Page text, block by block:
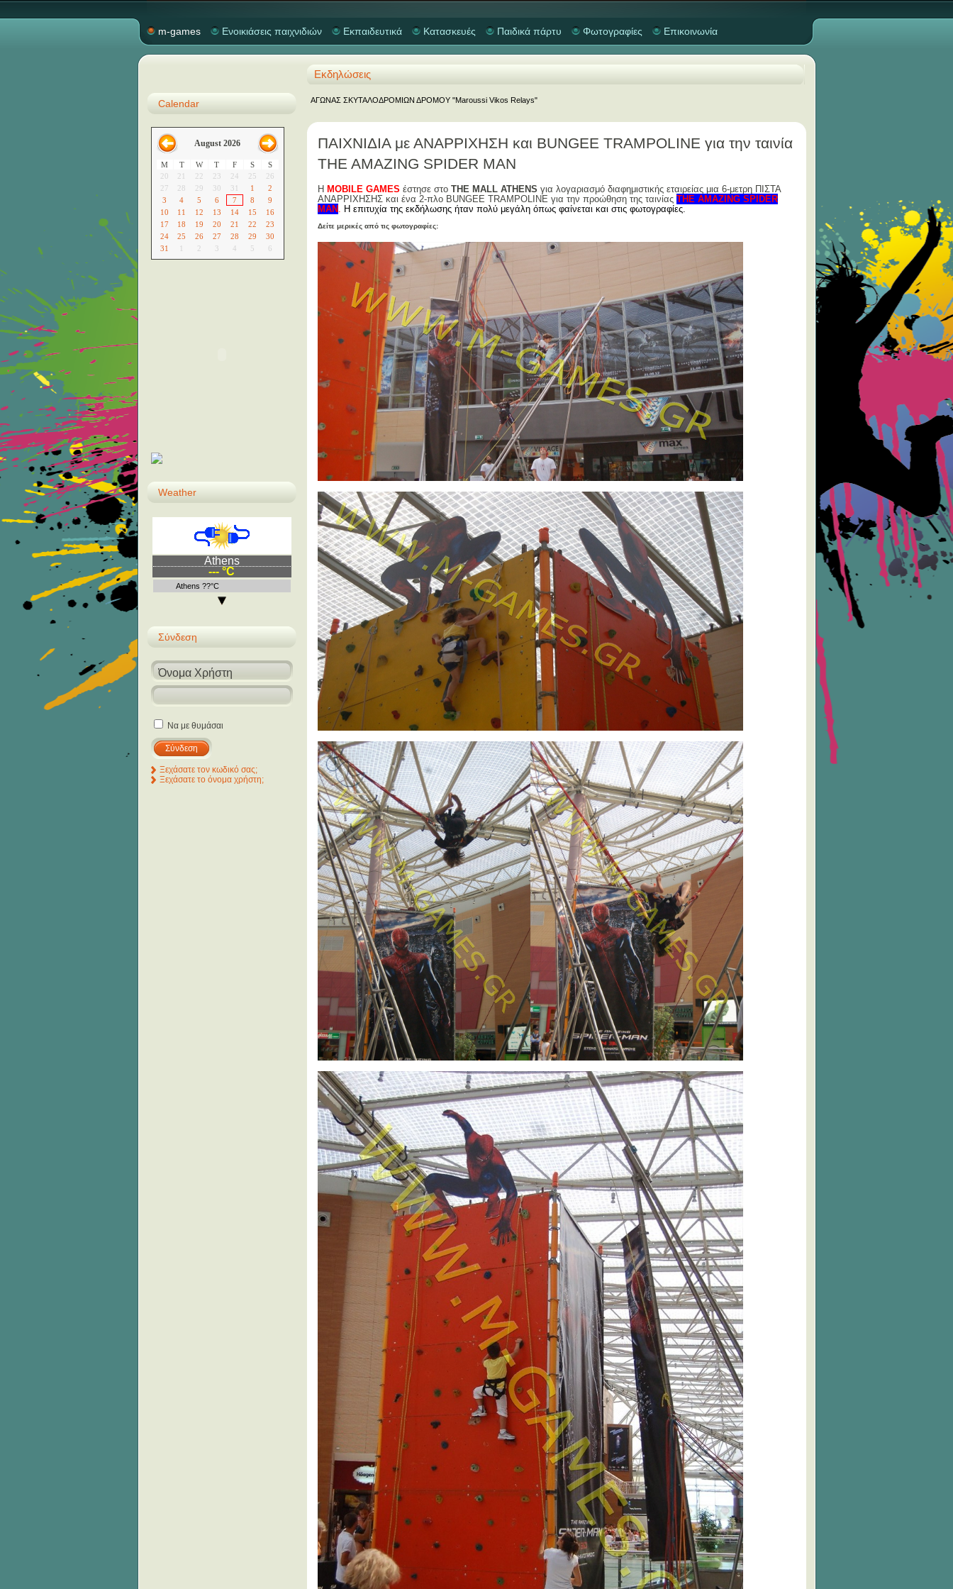
m-games Ενοικιάσεις παιχνιδιών Εκπαιδευτικά Κατασκευές Παιδικά πάρτυ Φωτογραφίες Επικοινωνία
Εκδηλώσεις
ΑΓΩΝΑΣ ΣΚΥΤΑΛΟΔΡΟΜΙΩΝ ΔΡΟΜΟΥ "Maroussi Vikos Relays"
ΠΑΙΧΝΙΔΙΑ με ΑΝΑΡΡΙΧΗΣΗ και BUNGEE TRAMPOLINE για την ταινία
THE AMAZING SPIDER MAN
H MOBILE GAMES έστησε στο THE MALL ATHENS για λογαριασμό διαφημιστικής εταιρείας μια 6-μετρη ΠΙΣΤΑ
ΑΝΑΡΡΙΧΗΣΗΣ και ένα 2-πλο BUNGEE TRAMPOLINE για την προώθηση της ταινίας THE AMAZING SPIDER
MAN . Η επιτυχία της εκδήλωσης ήταν πολύ μεγάλη όπως φαίνεται και στις φωτογραφίες.
Δείτε μερικές από τις φωτογραφίες:
Calendar
August 2026
M T W T F S
S
20
21 22 23 24 25
26
27
28 29 30 31 1
2
3
4 5 6 7 8
9
10
11 12 13 14 15
16
17
18 19 20 21 22
23
24
25 26 27 28 29
30
31
1 2 3 4 5 6
Weather
Athens
--- °C
Athens ??°C
Σύνδεση
Να με θυμάσαι
Ξεχάσατε τον κωδικό σας;
Ξεχάσατε το όνομα χρήστη;